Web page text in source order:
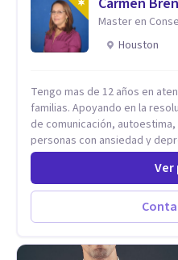
Master en
Houston
Tengo mas de 12 años en
familias. Apoyando en la
de comunicación,
personas con ansiedad y
conducta y comportamiento.
Estableciendo metas a corto
vida de cada uno tener su
Ver